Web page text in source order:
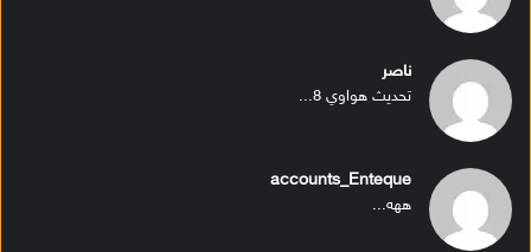
ناصر
تحديث هواوي 8...
accounts_Enteque
ههه...